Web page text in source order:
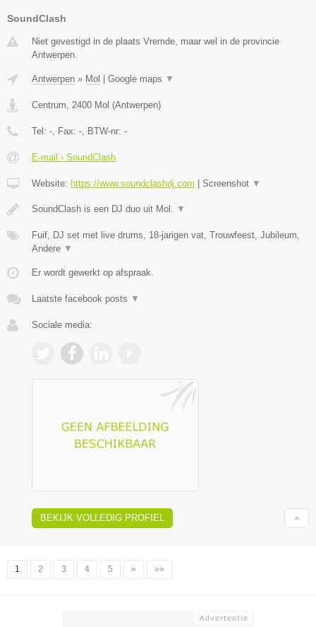
SoundClash
Niet gevestigd in de plaats Vremde, maar wel in de provincie
Antwerpen.
Antwerpen » Mol Google maps ▼
Centrum, 2400 Mol (Antwerpen)
Tel: -, Fax: -, BTW-nr: -
E-mail › SoundClash
Website: https://www.soundclashdj.com Screenshot ▼
SoundClash is een DJ duo uit Mol. ▼
Fuif, DJ set met live drums, 18-jarigen vat, Trouwfeest, Jubileum,
Andere ▼
Er wordt gewerkt op afspraak.
Laatste facebook posts ▼
Sociale media:
BEKIJK VOLLEDIG PROFIEL
1 2 3 4 5 » »»